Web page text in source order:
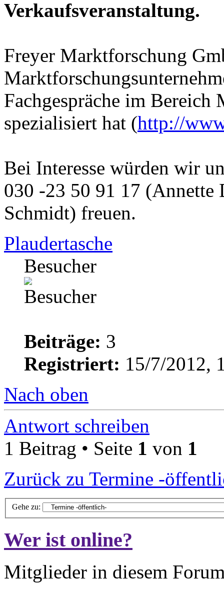
Verkaufsveranstaltung.
Freyer Marktforschung
Fachgespräche im Bereich
spezialisiert hat (http://
Bei Interesse würden wir
030 -23 50 91 17 (Annette
Schmidt) freuen.
Plaudertasche
Besucher
Beiträge: 3
Registriert: 15/7/2012,
Nach oben
Antwort schreiben
1 Beitrag • Seite 1 von 1
Zurück zu Termine -
Gehe zu:
Wer ist online?
Mitglieder in diesem